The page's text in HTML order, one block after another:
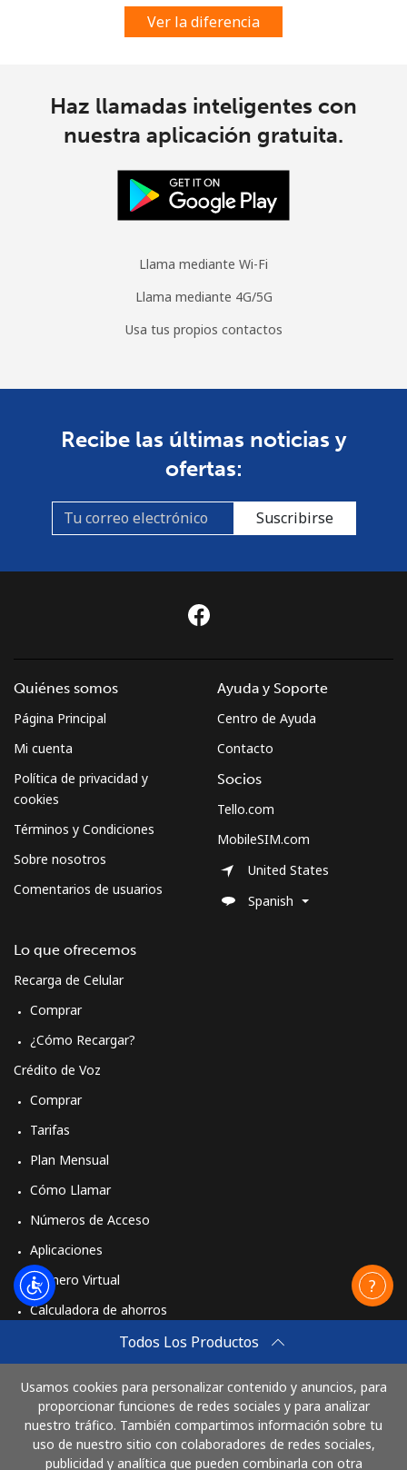
Ver la diferencia
Haz llamadas inteligentes con
nuestra aplicación gratuita.
Llama mediante Wi-Fi
Llama mediante 4G/5G
Usa tus propios contactos
Recibe las últimas noticias y
ofertas:
Suscribirse
Todos Los Productos
Usamos cookies para personalizar contenido y anuncios, para
proporcionar funciones de redes sociales y para analizar
nuestro tráfico. También compartimos información sobre tu
uso de nuestro sitio con colaboradores de redes sociales,
publicidad y analítica que pueden combinarla con otra
Quiénes somos
Página Principal
Mi cuenta
Política de privacidad y
cookies
Términos y Condiciones
Sobre nosotros
Comentarios de usuarios
Lo que ofrecemos
Recarga de Celular
Comprar
¿Cómo Recargar?
Crédito de Voz
Comprar
Tarifas
Plan Mensual
Cómo Llamar
Números de Acceso
Aplicaciones
Número Virtual
Calculadora de ahorros
Comprar
Cómo funciona
Ayuda y Soporte
Centro de Ayuda
Contacto
Socios
Tello.com
MobileSIM.com
United States
Spanish
Paga con